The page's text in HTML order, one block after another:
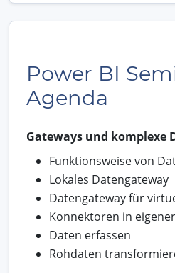
Power BI
Agenda
Gateways und komplexe
Funktionsweise von
Lokales Datengateway
Datengateway für
Konnektoren in
Daten erfassen
Rohdaten